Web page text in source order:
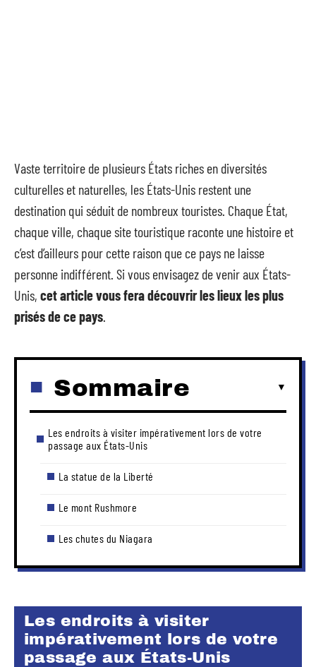
Vaste territoire de plusieurs États riches en diversités
culturelles et naturelles, les États-Unis restent une
destination qui séduit de nombreux touristes. Chaque État,
chaque ville, chaque site touristique raconte une histoire et
c’est d’ailleurs pour cette raison que ce pays ne laisse
personne indifférent. Si vous envisagez de venir aux États-
Unis, cet article vous fera découvrir les lieux les plus
prisés de ce pays.
Sommaire
Les endroits à visiter impérativement lors de votre
passage aux États-Unis
La statue de la Liberté
Le mont Rushmore
Les chutes du Niagara
Les endroits à visiter
impérativement lors de votre
passage aux États-Unis